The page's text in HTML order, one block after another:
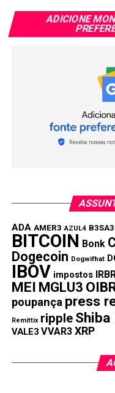
ADICIONE
ADA AMER3 AZUL4 B3SA3
BITCOIN Bonk
Dogecoin Dogwifhat
IBOV impostos
MEI MGLU3
poupança press
Remittix ripple Shiba
VALE3 VVAR3 XRP